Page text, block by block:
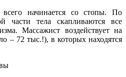
начинается со стопы. По
тела скапливаются все
Массажист воздействует на
– 72 тыс.!), в которых находятся